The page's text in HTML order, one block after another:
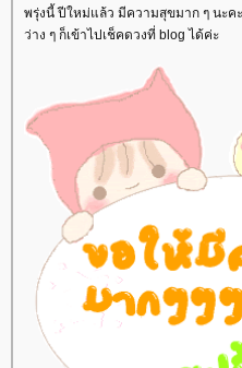
พรุ่งนี้ ปีใหม่แล้ว มีความสุขมาก ๆ นะคะ
ว่าง ๆ ก็เข้าไปเช็คดวงที่ blog ได้ค่ะ